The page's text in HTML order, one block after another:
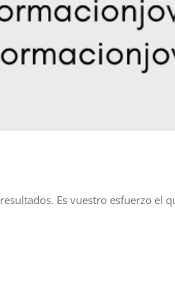
Es vuestro esfuerzo el